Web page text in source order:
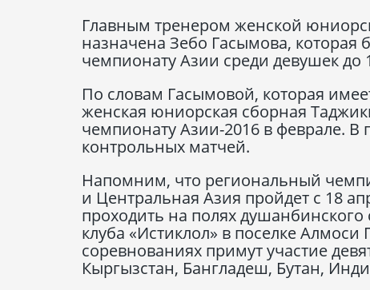
Главным тренером женской
назначена Зебо Гасымова, которая
чемпионату Азии среди девушек
По словам Гасымовой, которая
женская юниорская сборная
чемпионату Азии-2016 в феврале. В
контрольных матчей.
Напомним, что региональный
и Центральная Азия пройдет с 18
проходить на полях
клуба «Истиклол» в поселке
соревнованиях примут участие
Кыргызстан, Бангладеш, Бутан,